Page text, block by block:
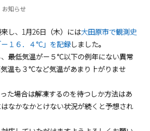
お知らせ
し、1月26日（木）には大田原市で観測史
－１６．４℃」を記録しました。
最低気温が－５℃以下の例年にない異常
温も３℃など気温があまり上がりませ
た場合は解凍するのを待つしか方法はあ
なかなかとけない状況が続くと予想され